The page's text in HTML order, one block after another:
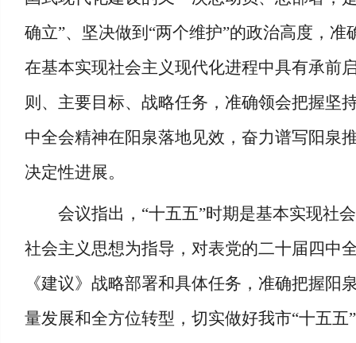
确立”、坚决做到“两个维护”的政治高度，
在基本实现社会主义现代化进程中具有承前
则、主要目标、战略任务，准确领会把握坚
中全会精神在阳泉落地见效，奋力谱写阳泉
决定性进展。
会议指出，“十五五”时期是基本实现社
社会主义思想为指导，对表党的二十届四中
《建议》战略部署和具体任务，准确把握
量发展和全方位转型，切实做好我市“十五